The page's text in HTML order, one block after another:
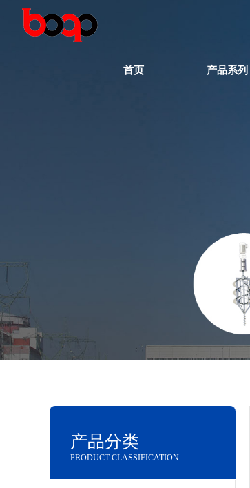
首页 产品系列
产品分类
PRODUCT CLASSIFICATION